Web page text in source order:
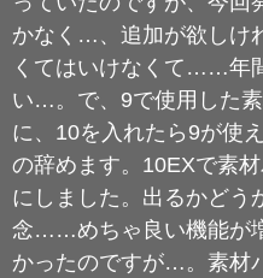
かなく…、追加が欲しけ
くてはいけなくて……年
い…。で、9で使用した
に、10を入れたら9が使
の辞めます。10EXで素
にしました。出るかど
念……めちゃ良い機能が
かったのですが…。素材